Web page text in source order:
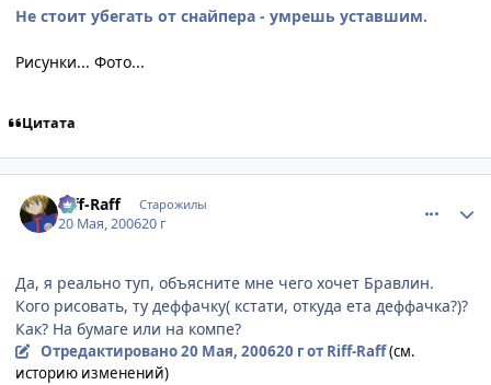
Не стоит убегать от снайпера - умрешь уставшим.
Рисунки... Фото...
Цитата
Riff-Raff Старожилы
20 Мая, 200620 г
Да, я реально туп, объясните мне чего хочет Бравлин.
Кого рисовать, ту деффачку( кстати, откуда ета деффачка?)?
Как? На бумаге или на компе?
Отредактировано20 Мая, 200620 гот Riff-Raff(см.
историю изменений)